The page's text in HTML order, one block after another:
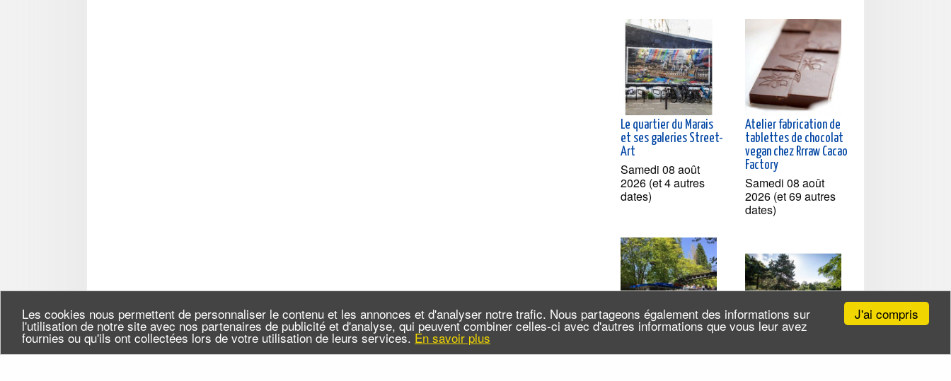
J'ai compris
Les cookies nous permettent de personnaliser le contenu et les annonces et d'analyser notre trafic. Nous partageons également des informations sur
l'utilisation de notre site avec nos partenaires de publicité et d'analyse, qui peuvent combiner celles-ci avec d'autres informations que vous leur avez
fournies ou qu'ils ont collectées lors de votre utilisation de leurs services. En savoir plus
Le quartier du Marais
et ses galeries Street-
Art
Samedi 08 août
2026 (et 4 autres
dates)
Atelier fabrication de
tablettes de chocolat
vegan chez Rrraw Cacao
Factory
Samedi 08 août
2026 (et 69 autres
dates)
découverte du Canal
l'Ile-Saint-Denis